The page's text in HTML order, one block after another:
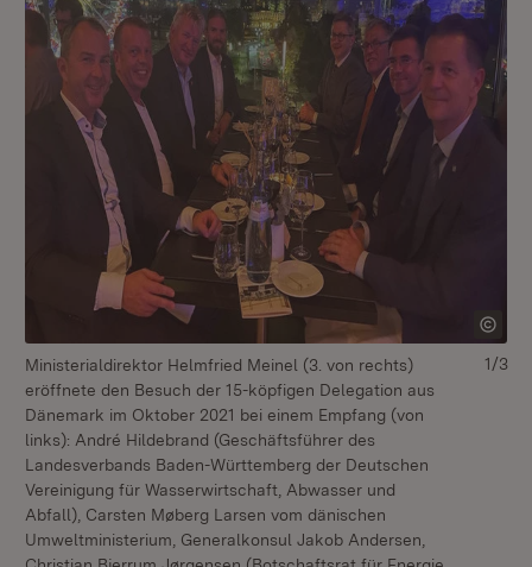
Ministerialdirektor Helmfried Meinel (3. von rechts)
eröffnete den Besuch der 15-köpfigen Delegation aus
Dänemark im Oktober 2021 bei einem Empfang (von
links): André Hildebrand (Geschäftsführer des
Landesverbands Baden-Württemberg der Deutschen
Vereinigung für Wasserwirtschaft, Abwasser und
Abfall), Carsten Møberg Larsen vom dänischen
Umweltministerium, Generalkonsul Jakob Andersen,
1/3